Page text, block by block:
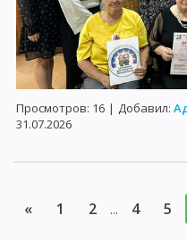
Просмотров: 16 | Добавил:
31.07.2026
« 1 2 ... 4 5